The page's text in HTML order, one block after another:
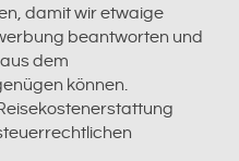
damit wir etwaige
beantworten und
dem
können.